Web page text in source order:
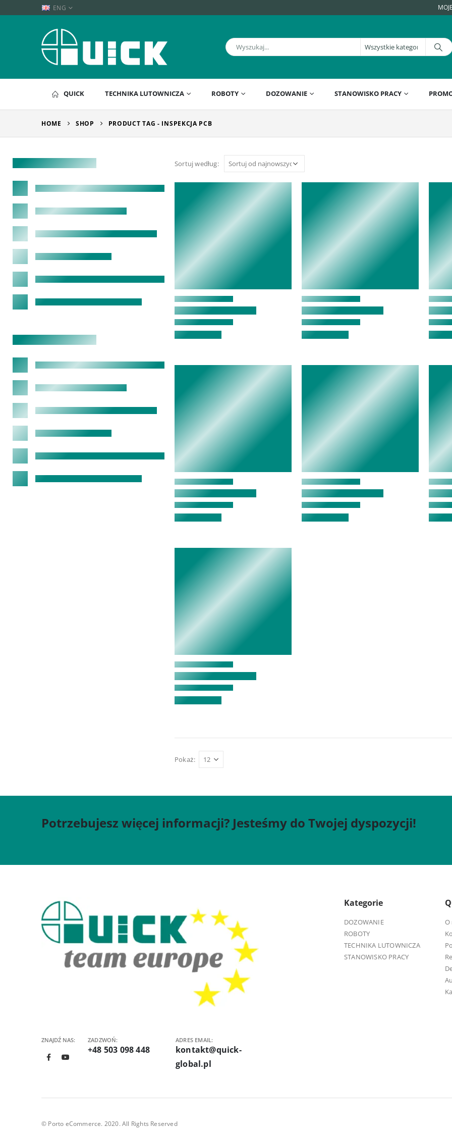
ENG
QUICK TECHNIKA LUTOWNICZA ROBOTY DOZOWANIE STANOWISKO PRACY
HOME SHOP PRODUCT TAG - INSPEKCJA PCB
Sortuj według:
Pokaż:
Potrzebujesz więcej informacji? Jesteśmy do Twojej dyspozycji!
ZNAJDŹ NAS: ZADZWOŃ:
+48 503 098 448
ADRES EMAIL:
kontakt@quick-
global.pl
Kategorie
DOZOWANIE
ROBOTY
TECHNIKA LUTOWNICZA
STANOWISKO PRACY
O
© Porto eCommerce. 2020. All Rights Reserved